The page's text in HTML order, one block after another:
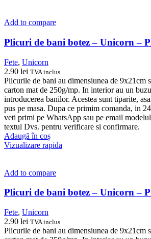
Add to compare
Plicuri de bani botez – Unicorn –
Fete, Unicorn
2.90 lei TVA inclus
Plicurile de bani au dimensiunea de 9x21cm
carton mat de 250g/mp. In interior au un
introducerea banilor. Acestea sunt tiparite,
pus pe masa. Dupa ce primim comanda, in
veti primi pe WhatsApp sau pe email
textul Dvs. pentru verificare si confirmare.
Adaugă în coș
Vizualizare rapida
Add to compare
Plicuri de bani botez – Unicorn –
Fete, Unicorn
2.90 lei TVA inclus
Plicurile de bani au dimensiunea de 9x21cm